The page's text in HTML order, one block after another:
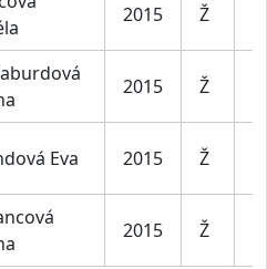
2015 Ž
2015 Ž
Eva 2015 Ž
2015 Ž